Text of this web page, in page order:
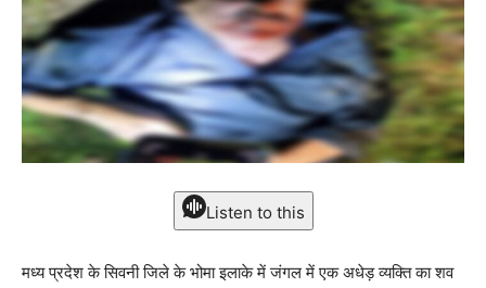
Listen to this
मध्य प्रदेश के सिवनी जिले के भोमा इलाके में जंगल में एक अधेड़ व्यक्ति का शव